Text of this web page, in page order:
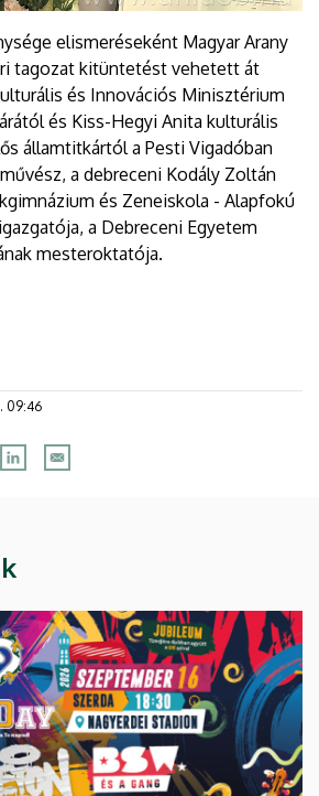
elismeréseként Magyar Arany
tagozat kitüntetést vehetett át
és Innovációs Minisztérium
és Kiss-Hegyi Anita kulturális
államtitkártól a Pesti Vigadóban
a debreceni Kodály Zoltán
és Zeneiskola - Alapfokú
a Debreceni Egyetem
mesteroktatója.
09:46